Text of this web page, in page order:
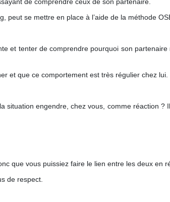
se mettre en place à l’aide de la méthode
et tenter de comprendre pourquoi son
et que ce comportement est très régulier chez lui.
situation engendre, chez vous, comme réaction
que vous puissiez faire le lien entre les deux en
de respect.